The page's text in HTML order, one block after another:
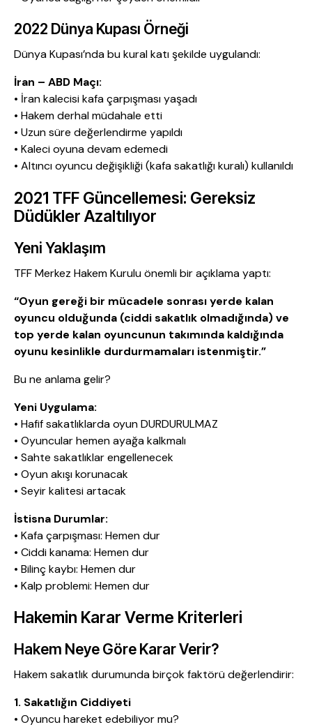
2022 Dünya Kupası Örneği
Dünya Kupası’nda bu kural katı şekilde uygulandı:
İran – ABD Maçı:
• İran kalecisi kafa çarpışması yaşadı
• Hakem derhal müdahale etti
• Uzun süre değerlendirme yapıldı
• Kaleci oyuna devam edemedi
• Altıncı oyuncu değişikliği (kafa sakatlığı kuralı) kullanıldı
2021 TFF Güncellemesi: Gereksiz
Düdükler Azaltılıyor
Yeni Yaklaşım
TFF Merkez Hakem Kurulu önemli bir açıklama yaptı:
“Oyun gereği bir mücadele sonrası yerde kalan
oyuncu olduğunda (ciddi sakatlık olmadığında) ve
top yerde kalan oyuncunun takımında kaldığında
oyunu kesinlikle durdurmamaları istenmiştir.”
Bu ne anlama gelir?
Yeni Uygulama:
• Hafif sakatlıklarda oyun DURDURULMAZ
• Oyuncular hemen ayağa kalkmalı
• Sahte sakatlıklar engellenecek
• Oyun akışı korunacak
• Seyir kalitesi artacak
İstisna Durumlar:
• Kafa çarpışması: Hemen dur
• Ciddi kanama: Hemen dur
• Bilinç kaybı: Hemen dur
• Kalp problemi: Hemen dur
Hakemin Karar Verme Kriterleri
Hakem Neye Göre Karar Verir?
Hakem sakatlık durumunda birçok faktörü değerlendirir:
1. Sakatlığın Ciddiyeti
• Oyuncu hareket edebiliyor mu?